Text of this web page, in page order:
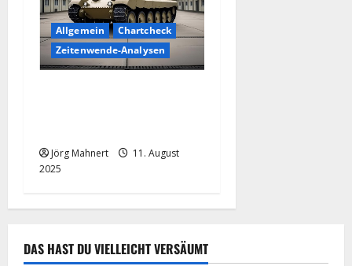
Allgemein
Chartcheck
Zeitenwende-Analysen
Jörg Mahnert
11. August
2025
DAS HAST DU VIELLEICHT VERSÄUMT